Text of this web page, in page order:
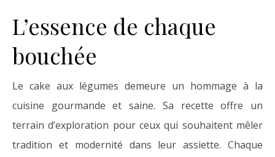
L’essence de chaque
bouchée
Le cake aux légumes demeure un hommage à la
cuisine gourmande et saine. Sa recette offre un
terrain d’exploration pour ceux qui souhaitent mêler
tradition et modernité dans leur assiette. Chaque